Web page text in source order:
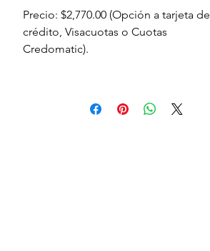
Precio: $2,770.00 (Opción a tarjeta de
crédito, Visacuotas o Cuotas
Credomatic).